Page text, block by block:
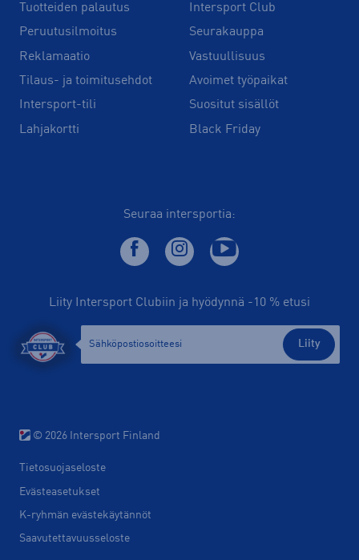
Tuotteiden palautus
Peruutusilmoitus
Reklamaatio
Tilaus- ja toimitusehdot
Intersport-tili
Lahjakortti
Intersport Club
Seurakauppa
Vastuullisuus
Avoimet työpaikat
Suositut sisällöt
Black Friday
Seuraa intersportia:
Liity Intersport Clubiin ja hyödynnä -10 % etusi
Liity
© 2026 Intersport Finland
Tietosuojaseloste
Evästeasetukset
K-ryhmän evästekäytännöt
Saavutettavuusseloste